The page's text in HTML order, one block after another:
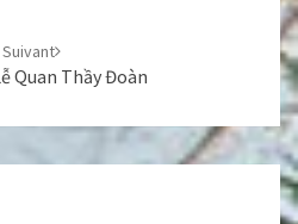
Suivant
Quan Thầy Đoàn